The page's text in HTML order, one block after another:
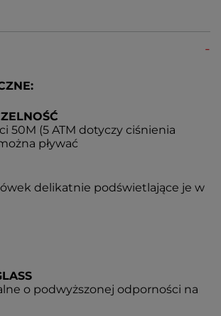
50M (5 ATM dotyczy ciśnienia
pływać
delikatnie podświetlające je w
o podwyższonej odporności na